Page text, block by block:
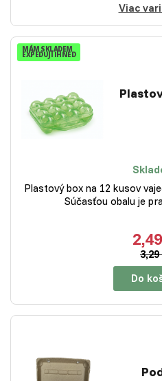
Viac
MÁM SKLADEM
EXPEDUJI IHNED
Plastový box na 12 kusov
Súčasťou obalu je
3,29
Do